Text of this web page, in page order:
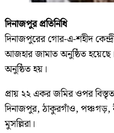
দিনাজপুর প্রতিনিধি
দিনাজপুরের গোর-এ-শহীদ
আজহার জামাত অনুষ্ঠিত
অনুষ্ঠিত হয়।
প্রায় ২২ একর জমির ওপর
দিনাজপুর, ঠাকুরগাঁও, পঞ্চগড়,
মুসল্লিরা।